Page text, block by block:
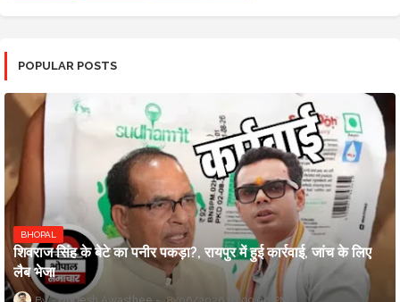
POPULAR POSTS
BHOPAL
शिवराज सिंह के बेटे का पनीर पकड़ा?, रायपुर में हुई कार्रवाई, जांच के लिए
लैब भेजा